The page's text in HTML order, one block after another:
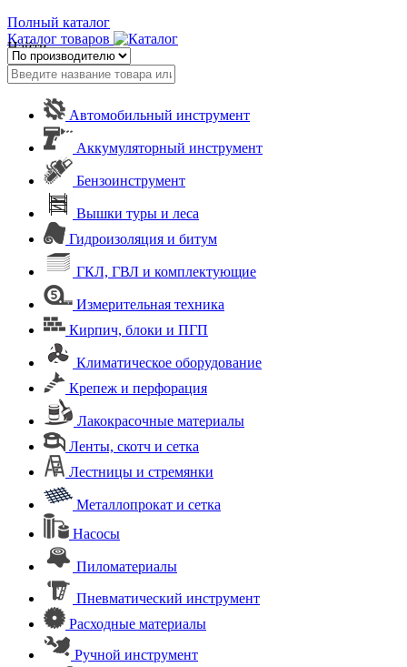
Полный каталог
Каталог товаров
Найти
Автомобильный инструмент
Аккумуляторный инструмент
Бензоинструмент
Вышки туры и леса
Гидроизоляция и битум
ГКЛ, ГВЛ и комплектующие
Измерительная техника
Кирпич, блоки и ПГП
Климатическое оборудование
Крепеж и перфорация
Лакокрасочные материалы
Ленты, скотч и сетка
Лестницы и стремянки
Металлопрокат и сетка
Насосы
Пиломатериалы
Пневматический инструмент
Расходные материалы
Ручной инструмент